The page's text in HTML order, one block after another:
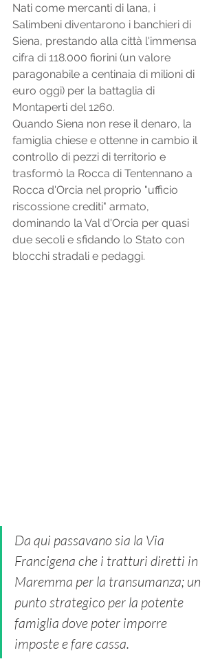
Nati come mercanti di lana, i
Salimbeni diventarono i banchieri di
Siena, prestando alla città l'immensa
cifra di 118.000 fiorini (un valore
paragonabile a centinaia di milioni di
euro oggi) per la battaglia di
Montaperti del 1260.
Quando Siena non rese il denaro, la
famiglia chiese e ottenne in cambio il
controllo di pezzi di territorio e
trasformò la Rocca di Tentennano a
Rocca d'Orcia nel proprio "ufficio
riscossione crediti" armato,
dominando la Val d'Orcia per quasi
due secoli e sfidando lo Stato con
blocchi stradali e pedaggi.
Da qui passavano sia la Via
Francigena che i tratturi diretti in
Maremma per la transumanza; un
punto strategico per la potente
famiglia dove poter imporre
imposte e fare cassa.